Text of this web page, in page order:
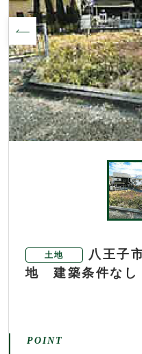
土地
八王子
地 建築条件なし
POINT